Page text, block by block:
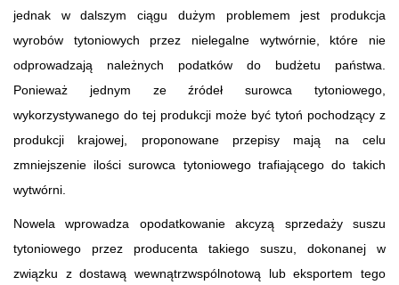
jednak w dalszym ciągu dużym problemem jest produkcja
wyrobów tytoniowych przez nielegalne wytwórnie, które nie
odprowadzają należnych podatków do budżetu państwa.
Ponieważ jednym ze źródeł surowca tytoniowego,
wykorzystywanego do tej produkcji może być tytoń pochodzący z
produkcji krajowej, proponowane przepisy mają na celu
zmniejszenie ilości surowca tytoniowego trafiającego do takich
wytwórni.
Nowela wprowadza opodatkowanie akcyzą sprzedaży suszu
tytoniowego przez producenta takiego suszu, dokonanej w
związku z dostawą wewnątrzwspólnotową lub eksportem tego